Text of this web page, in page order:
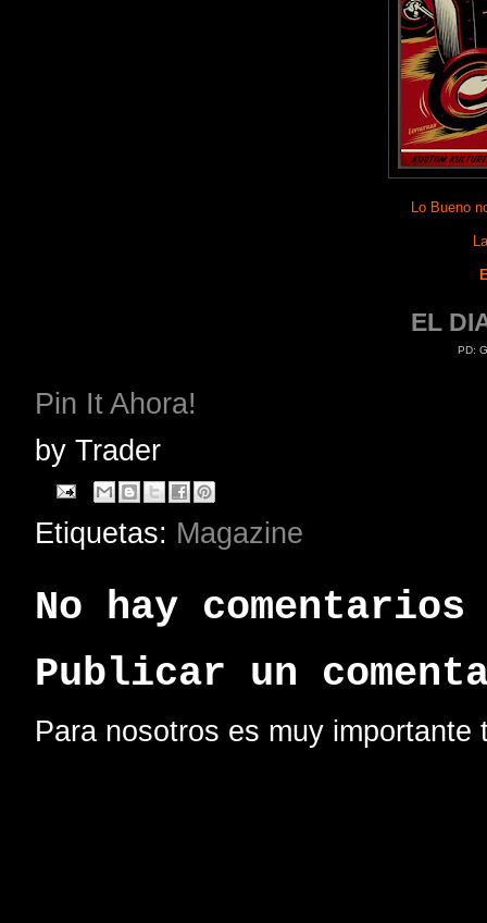
Lo Bueno
EL
PD:
Pin It Ahora!
by Trader
Etiquetas: Magazine
No hay
Publicar un
Para nosotros es muy